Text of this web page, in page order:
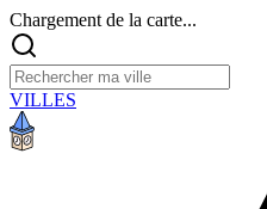
Chargement de la carte...
VILLES